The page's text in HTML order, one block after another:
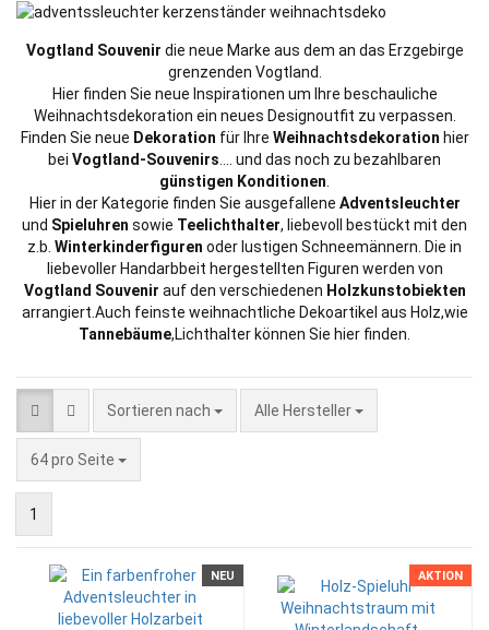
Vogtland Souvenir die neue Marke aus dem an das Erzgebirge
grenzenden Vogtland.
Hier finden Sie neue Inspirationen um Ihre beschauliche
Weihnachtsdekoration ein neues Designoutfit zu verpassen.
Finden Sie neue Dekoration für Ihre Weihnachtsdekoration hier
bei Vogtland-Souvenirs .... und das noch zu bezahlbaren
günstigen Konditionen
Hier in der Kategorie finden Sie ausgefallene Adventsleuchter
und Spieluhren sowie Teelichthalter, liebevoll bestückt mit den
z.b. Winterkinderfiguren oder lustigen Schneemännern. Die in
liebevoller Handarbbeit hergestellten Figuren werden von
Vogtland Souvenir auf den verschiedenen Holzkunstobiekten
arrangiert.Auch feinste weihnachtliche Dekoartikel aus Holz,wie
Tannebäume,Lichthalter können Sie hier finden.
Sortieren nach
Sortieren nach Alle Hersteller
64 pro Seite
pro Seite
1
NEU AKTION